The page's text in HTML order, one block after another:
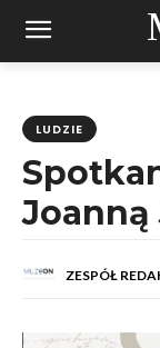
LUDZIE
Joanną
ZESPÓŁ